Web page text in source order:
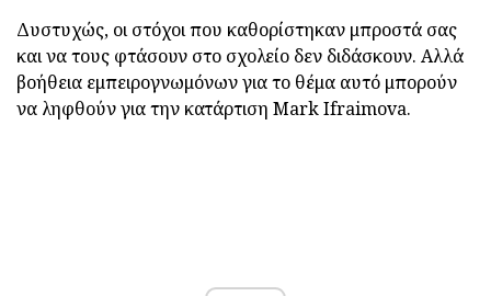
Δυστυχώς, οι στόχοι που καθορίστηκαν μπροστά σας
και να τους φτάσουν στο σχολείο δεν διδάσκουν. Αλλά
βοήθεια εμπειρογνωμόνων για το θέμα αυτό μπορούν
να ληφθούν για την κατάρτιση Mark Ifraimova.